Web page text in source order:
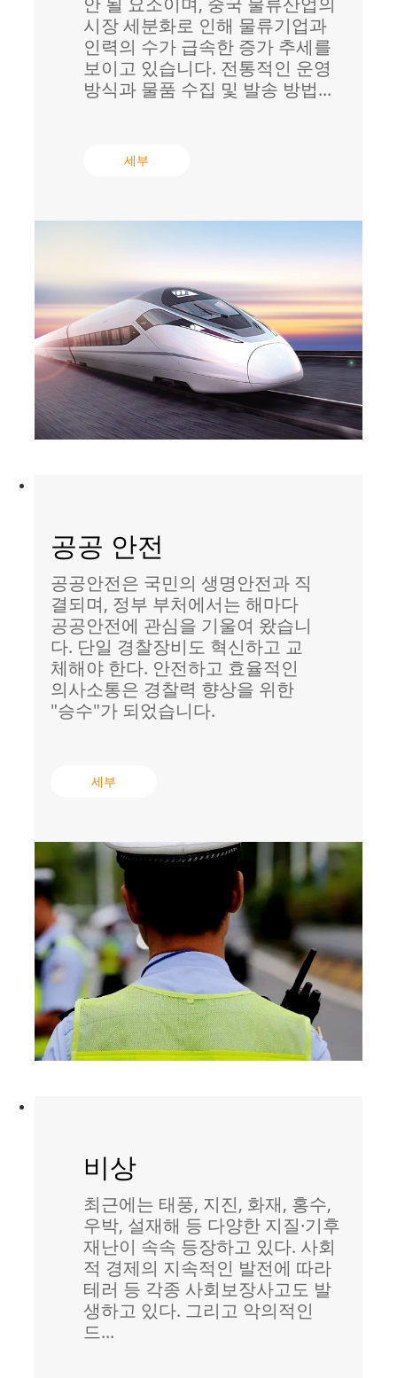
시장 세분화로 인해 물류기업과
인력의 수가 급속한 증가 추세를
보이고 있습니다. 전통적인 운영
방식과 물품 수집 및 발송 방법...
세부
공공 안전
공공안전은 국민의 생명안전과 직
결되며, 정부 부처에서는 해마다
공공안전에 관심을 기울여 왔습니
다. 단일 경찰장비도 혁신하고 교
체해야 한다. 안전하고 효율적인
의사소통은 경찰력 향상을 위한
"승수"가 되었습니다.
세부
비상
최근에는 태풍, 지진, 화재, 홍수,
우박, 설재해 등 다양한 지질·기후
재난이 속속 등장하고 있다. 사회
적 경제의 지속적인 발전에 따라
테러 등 각종 사회보장사고도 발
생하고 있다. 그리고 악의적인
드...